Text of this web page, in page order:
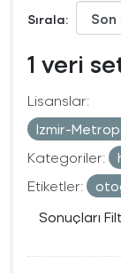
Sırala
1 veri
Lisanslar:
Izmir-
Kategoriler:
Etiketler:
Sonuçları